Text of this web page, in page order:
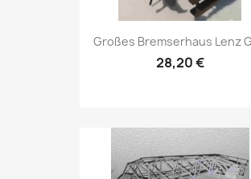
Großes Bremserhaus Lenz
28,20 €